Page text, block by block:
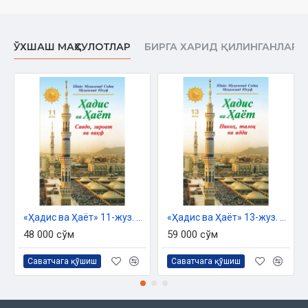
Ҳажб мәселеси
Маҳрум қылыўшы ҳажб
Нуқсан қылыўшы ҳажб
Маҳрум қылыўшы ҳажбқа
ушырамайтуғын мийрасхорлар
Маҳрум қылыўшы ҳажбқа ушырайтуғын еркек мийрасхорлар
Маҳрум қылыўшы ҳажбқа ушырайтуғын ҳаял мийрасхорлар
Мүбәрек бирәдар мәселеси
Машъум бирәдар мәселеси
Шериклик мәселе
Төртинши бөлим. Ерли-зайыптың мийрасы ҳаққында
ЎХШАШ МАҲСУЛОТЛАР БИРГА ХАРИД ҚИЛИНГАНЛАР
48 000 сўм
Саватчага қўшиш
59 000 сўм
Саватчага қўшиш